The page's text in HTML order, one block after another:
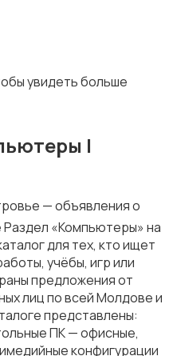
увидеть больше
|
— объявления о
«Компьютеры» на
для тех, кто ищет
учёбы, игр или
предложения от
лиц по всей Молдове и
представлены:
ПК — офисные,
конфигурации